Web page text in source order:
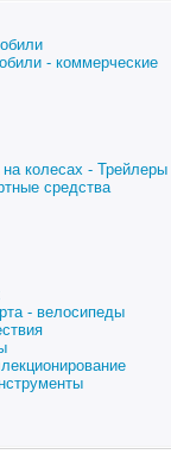
- коммерческие
колесах - Трейлеры
средства
- велосипеды